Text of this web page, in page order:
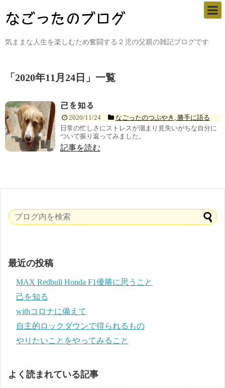
気ままな人生を楽しむため奮闘する２児の父親の雑記ブログです
「 2020年11月24日 」 一覧
己を知る
2020/11/24 なごったのつぶやき
勝手に語る
日常の忙しさにストレスが溜まり見失いがちな自分に
ついて振り返ってみました。
記事を読む
最近の投稿
MAX Redbull Honda F1優勝に思うこと
己を知る
withコロナに備えて
自主的ロックダウンで得られるもの
やりたいことをやってみること
よく読まれている記事